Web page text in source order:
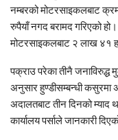
नम्बरको मोटरसाइकलबाट
रुपैयाँ नगद बरामद गरिएको
मोटरसाइकलबाट २ लाख ४१
पक्राउ परेका तीनै
अनुसार हुण्डीसम्बन्धी कसुरमा
अदालतबाट तीन दिनको म्याद
कार्यालय पर्साले जानकारी